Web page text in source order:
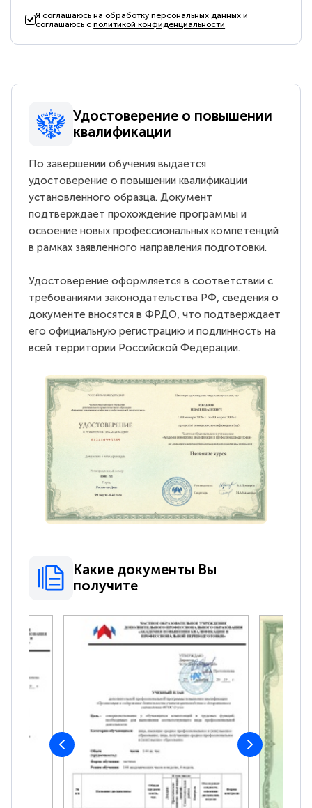
Я соглашаюсь на обработку персональных данных и
соглашаюсь сполитикой конфиденциальности
Удостоверение о повышении
квалификации
По завершении обучения выдается
удостоверение о повышении квалификации
установленного образца. Документ
подтверждает прохождение программы и
освоение новых профессиональных компетенций
в рамках заявленного направления подготовки.
Удостоверение оформляется в соответствии с
требованиями законодательства РФ, сведения о
документе вносятся в ФРДО, что подтверждает
его официальную регистрацию и подлинность на
всей территории Российской Федерации.
Какие документы Вы
получите